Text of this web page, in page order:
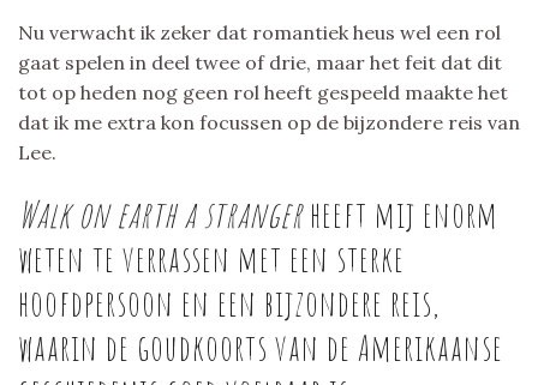
Nu verwacht ik zeker dat romantiek heus wel een rol
gaat spelen in deel twee of drie, maar het feit dat dit
tot op heden nog geen rol heeft gespeeld maakte het
dat ik me extra kon focussen op de bijzondere reis van
Lee.
Walk on earth a strangerheeft mij enorm
weten te verrassen met een sterke
hoofdpersoon en een bijzondere reis,
waarin de goudkoorts van de Amerikaanse